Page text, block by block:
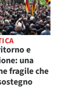
e
una
fragile che